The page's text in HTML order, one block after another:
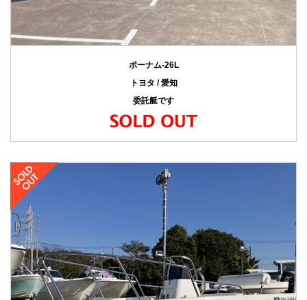
ポーナム-26L
トヨタ / 愛知
委託艇です